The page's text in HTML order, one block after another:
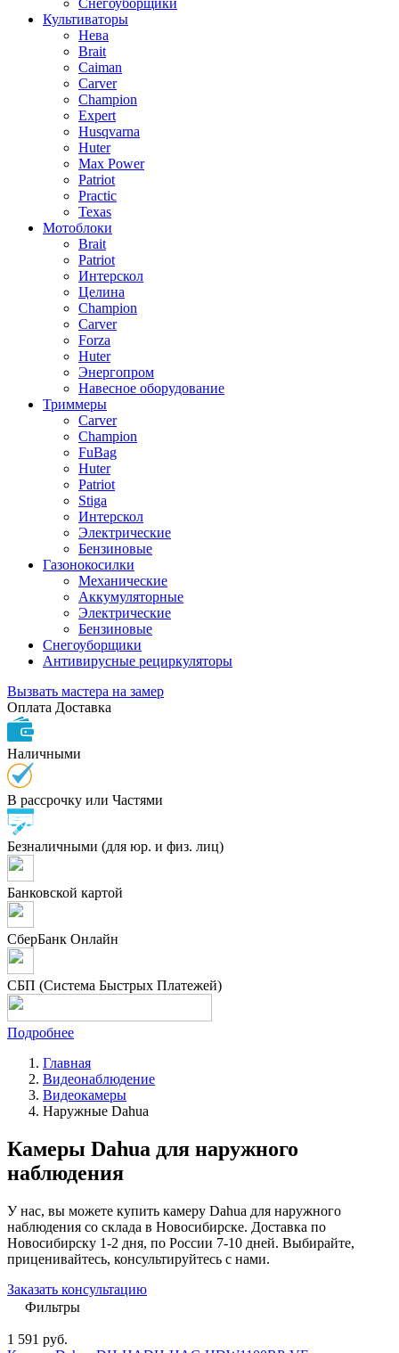
Снегоуборщики
Культиваторы
Нева
Brait
Caiman
Carver
Champion
Expert
Husqvarna
Huter
Max Power
Patriot
Practic
Texas
Мотоблоки
Brait
Patriot
Интерскол
Целина
Champion
Carver
Forza
Huter
Энергопром
Навесное оборудование
Триммеры
Carver
Champion
FuBag
Huter
Patriot
Stiga
Интерскол
Электрические
Бензиновые
Газонокосилки
Механические
Аккумуляторные
Электрические
Бензиновые
Снегоуборщики
Антивирусные рециркуляторы
Вызвать мастера на замер
Оплата Доставка
Наличными
В рассрочку или Частями
Безналичными (для юр. и физ. лиц)
Банковской картой
СберБанк Онлайн
СБП (Система Быстрых Платежей)
Подробнее
Главная
Видеонаблюдение
Видеокамеры
Наружные Dahua
Камеры Dahua для наружного
наблюдения
У нас, вы можете купить камеру Dahua для наружного
наблюдения со склада в Новосибирске. Доставка по
Новосибирску 1-2 дня, по России 7-10 дней. Выбирайте,
приценивайтесь, консультируйтесь с нами.
Заказать консультацию
Фильтры
1 591 руб.